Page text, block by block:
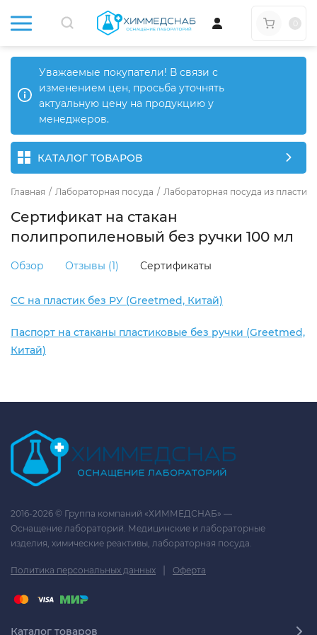
Уважаемые покупатели! В связи с
изменением цен, просьба уточнять
актуальную цену на продукцию у
менеджеров.
КАТАЛОГ ТОВАРОВ
Главная / Лабораторная посуда / Лабораторная посуда из пластика
Сертификат на стакан
полипропиленовый без ручки 100 мл
Обзор Отзывы (1) Сертификаты
СС на пластик без РУ (Greetmed, Китай)
Паспорт на стаканы пластиковые без ручки (Greetmed,
Китай)
2016-2026 © Группа компаний «ХИММЕДСНАБ» —
Оснащение лабораторий. Медицинские и лабораторные
изделия, химические реактивы, лабораторная посуда.
Политика персональных данных | Оферта
Каталог товаров